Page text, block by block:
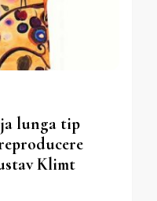
lunga tip
Klimt